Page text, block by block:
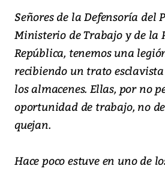
Señores de la Defensoría del
Ministerio de Trabajo y de la
República, tenemos una
recibiendo un trato
los almacenes. Ellas, por no
oportunidad de trabajo, no
quejan.
Hace poco estuve en uno de